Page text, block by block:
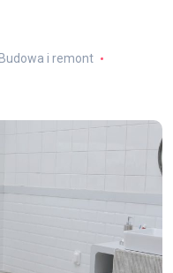
Budowa i remont